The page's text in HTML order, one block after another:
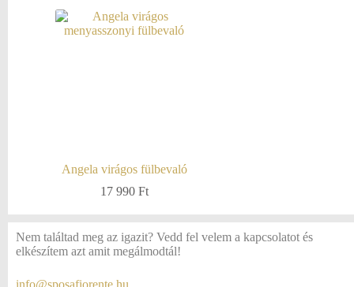
Angela virágos fülbevaló
17 990 Ft
Nem találtad meg az igazit? Vedd fel velem a kapcsolatot és
elkészítem azt amit megálmodtál!
info@sposafiorente.hu